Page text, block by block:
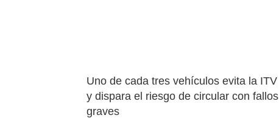
Uno de cada tres vehículos evita la ITV
y dispara el riesgo de circular con fallos
graves